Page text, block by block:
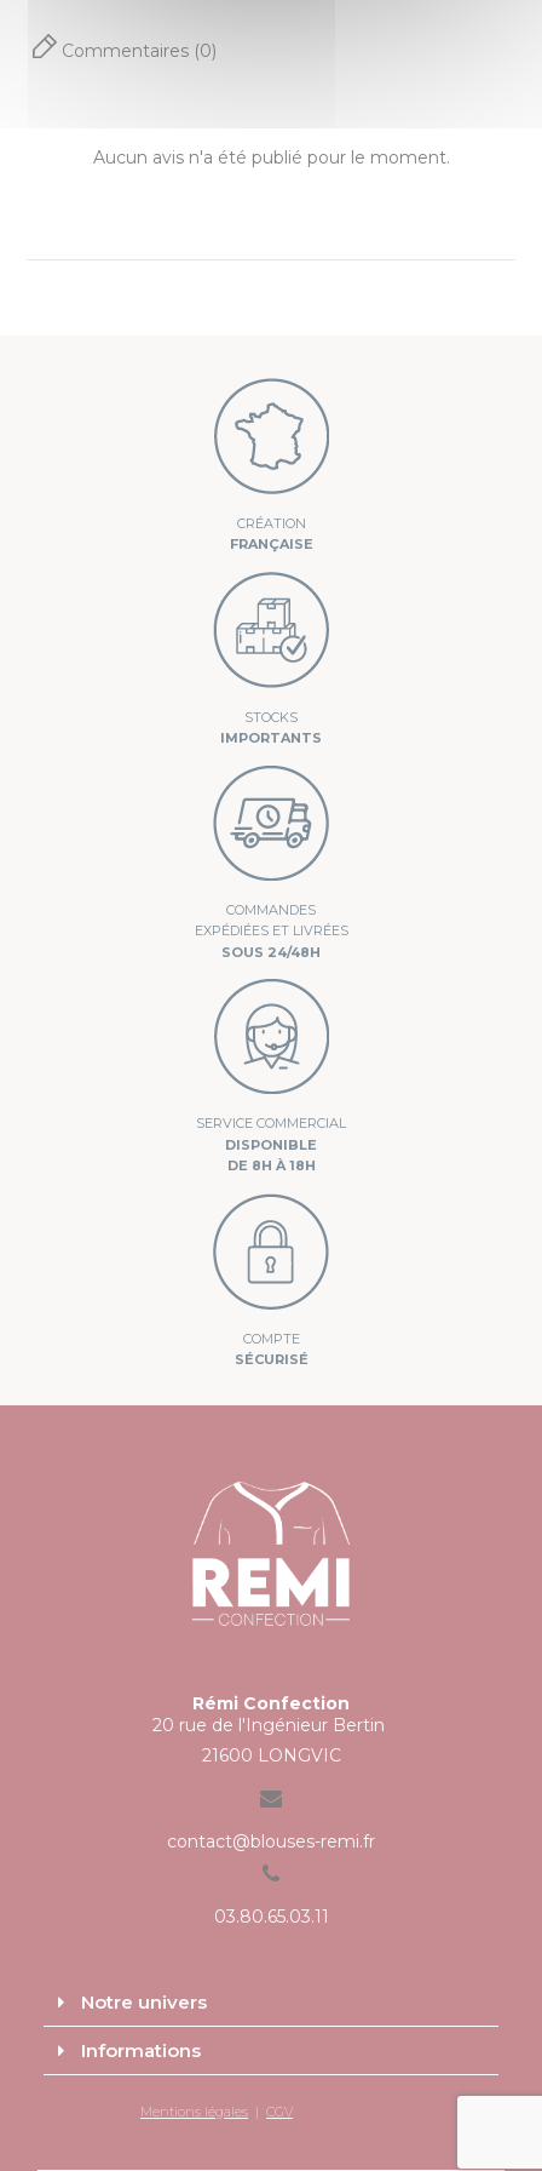
Commentaires (0)
Aucun avis n'a été publié pour le moment.
CRÉATION
FRANÇAISE
STOCKS
IMPORTANTS
COMMANDES
EXPÉDIÉES ET LIVRÉES
SOUS 24/48H
SERVICE COMMERCIAL
DISPONIBLE
DE 8H À 18H
COMPTE
SÉCURISÉ
Rémi Confection
20 rue de l'Ingénieur Bertin
21600 LONGVIC
contact@blouses-remi.fr
03.80.65.03.11
Notre univers
Informations
Mentions légales | CGV